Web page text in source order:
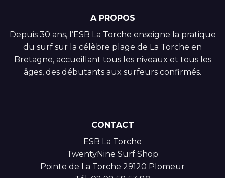
A PROPOS
Depuis 30 ans, l’ESB La Torche enseigne la pratique
du surf sur la célèbre plage de La Torche en
Bretagne, accueillant tous les niveaux et tous les
âges, des débutants aux surfeurs confirmés.
CONTACT
ESB La Torche
TwentyNine Surf Shop
Pointe de La Torche 29120 Plomeur